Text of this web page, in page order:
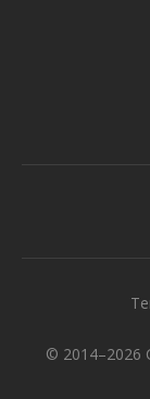
© 2014–2026